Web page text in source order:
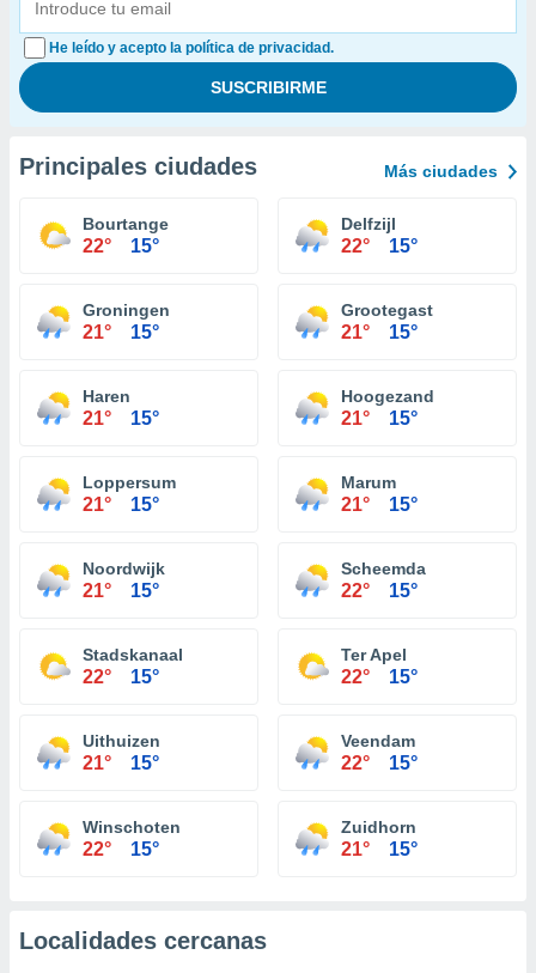
He leído y acepto la política de privacidad.
Principales ciudades Más ciudades
Bourtange
22° 15°
Delfzijl
22° 15°
Groningen
21° 15°
Grootegast
21° 15°
Haren
21° 15°
Hoogezand
21° 15°
Loppersum
21° 15°
Marum
21° 15°
Noordwijk
21° 15°
Scheemda
22° 15°
Stadskanaal
22° 15°
Ter Apel
22° 15°
Uithuizen
21° 15°
Veendam
22° 15°
Winschoten
22° 15°
Zuidhorn
21° 15°
Localidades cercanas